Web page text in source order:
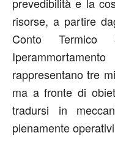
risorse, a partire
Conto
rappresentano tre
ma a fronte di
tradursi in
pienamente